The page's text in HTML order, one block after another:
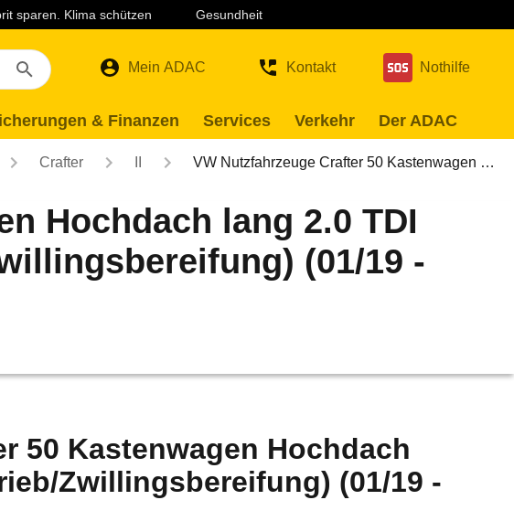
sparen. Klima schützen Gesundheit
Mein ADAC Kontakt Nothilfe
& Finanzen Services Verkehr Der ADAC
Crafter VW Nutzfahrzeuge Crafter 50 Kastenwagen …
Hochdach lang 2.0 TDI
(01/19 -
50 Kastenwagen Hochdach
Zwillingsbereifung) (01/19 -